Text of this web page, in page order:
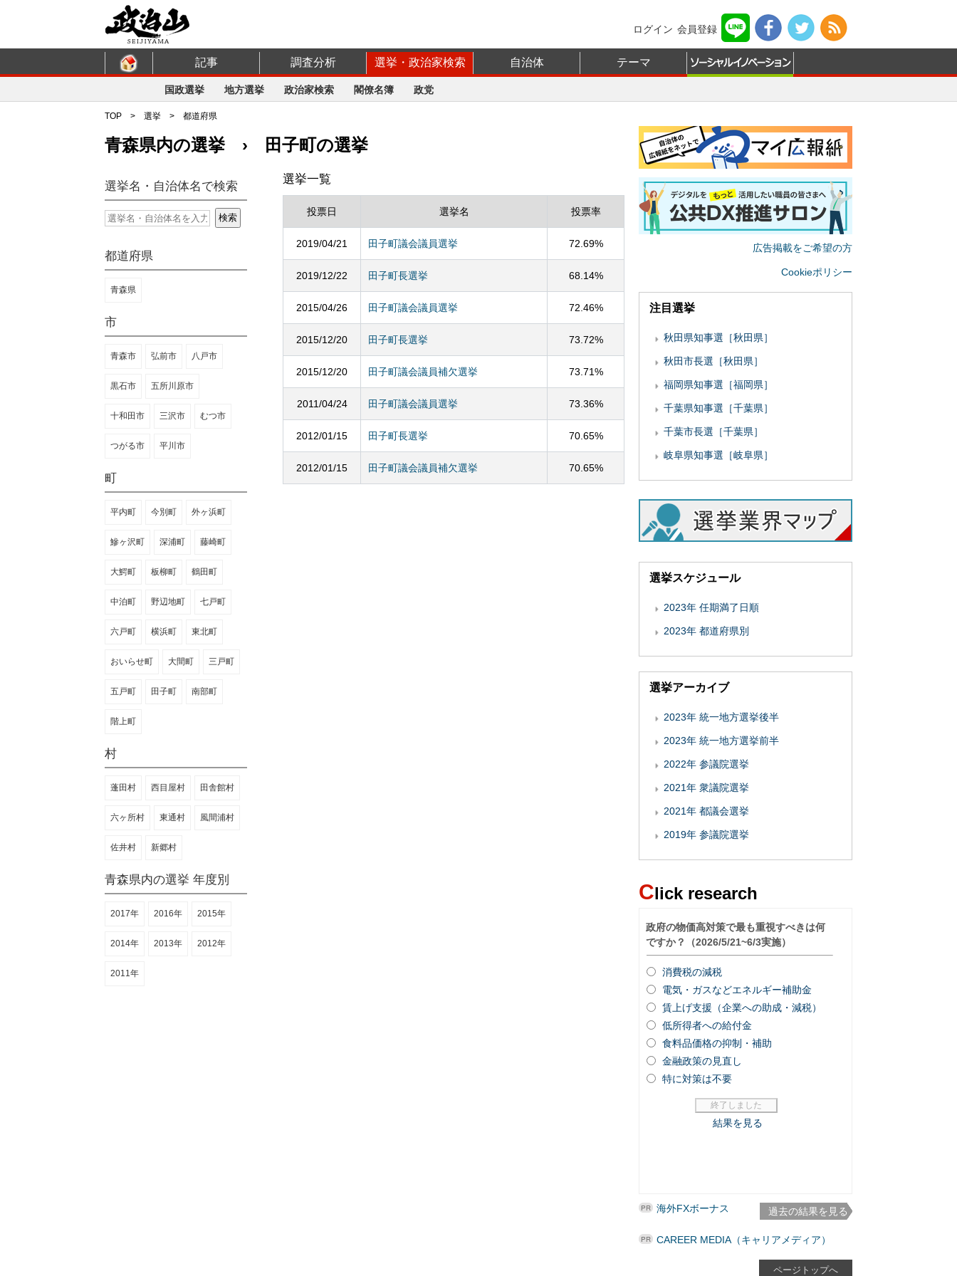
ログイン 会員登録
記事 調査分析 選挙・政治家検索 自治体 テーマ
国政選挙 地方選挙 政治家検索 閣僚名簿 政党
TOP > 選挙 > 都道府県
青森県内の選挙 › 田子町の選挙
選挙名・自治体名で検索
都道府県
青森県
市
青森市 弘前市 八戸市
黒石市 五所川原市
十和田市 三沢市 むつ市
つがる市 平川市
町
平内町 今別町 外ヶ浜町
鰺ヶ沢町 深浦町 藤崎町
大鰐町 板柳町 鶴田町
中泊町 野辺地町 七戸町
六戸町 横浜町 東北町
おいらせ町 大間町 三戸町
五戸町 田子町 南部町
階上町
村
蓬田村 西目屋村 田舎館村
六ヶ所村 東通村 風間浦村
佐井村 新郷村
青森県内の選挙 年度別
2017年 2016年 2015年
2014年 2013年 2012年
2011年
選挙一覧
投票日 選挙名 投票率
2019/04/21 田子町議会議員選挙 72.69%
2019/12/22 田子町長選挙 68.14%
2015/04/26 田子町議会議員選挙 72.46%
2015/12/20 田子町長選挙 73.72%
2015/12/20 田子町議会議員補欠選挙 73.71%
2011/04/24 田子町議会議員選挙 73.36%
2012/01/15 田子町長選挙 70.65%
2012/01/15 田子町議会議員補欠選挙 70.65%
広告掲載をご希望の方
Cookieポリシー
注目選挙
秋田県知事選［秋田県］
秋田市長選［秋田県］
福岡県知事選［福岡県］
千葉県知事選［千葉県］
千葉市長選［千葉県］
岐阜県知事選［岐阜県］
選挙スケジュール
2023年 任期満了日順
2023年 都道府県別
選挙アーカイブ
2023年 統一地方選挙後半
2023年 統一地方選挙前半
2022年 参議院選挙
2021年 衆議院選挙
2021年 都議会選挙
2019年 参議院選挙
Click research
過去の結果を見る
海外FXボーナス
CAREER MEDIA（キャリアメディア）
ページトップへ